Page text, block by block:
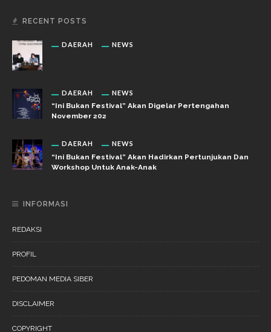
RECENT POSTS
DAERAH NEWS
DAERAH NEWS
“Ini Bukan Festival” Akan Digelar Pertengahan
November 202
DAERAH NEWS
“Ini Bukan Festival” Akan Hadirkan Pertunjukan Dan
Workshop Untuk Anak-Anak
INFORMASI
REDAKSI
PROFIL
PEDOMAN MEDIA SIBER
DISCLAIMER
COPYRIGHT